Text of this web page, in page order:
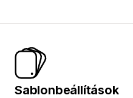
Sablonbeállítások